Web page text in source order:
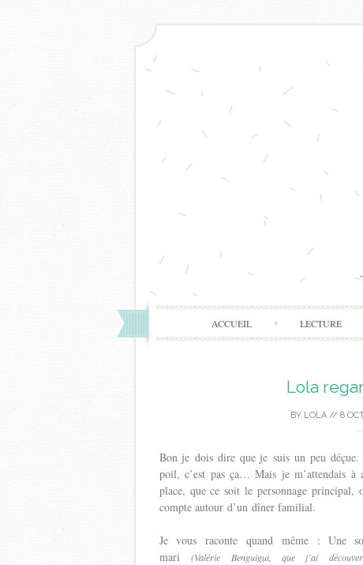
ACCUEIL LECTURE
Lola
BY LOLA// 8
Bon je dois dire que je suis un peu déçue.
poil, c’est pas ça… Mais je m’attendais à
place, que ce soit le personnage principal,
compte autour d’un dîner familial.
Je vous raconte quand même : Une
mari (Valérie Benguigui, que j’ai